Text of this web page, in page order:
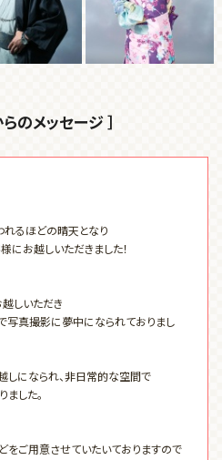
のメッセージ ］
るほどの晴天となり
にお越しいただきました！
しいただき
真撮影に夢中になられておりまし
しになられ、非日常的な空間で
した。
ご用意させていたいておりますので